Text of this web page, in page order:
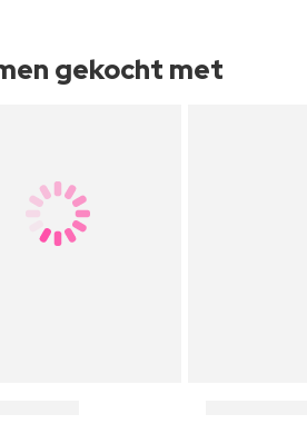
gekocht met